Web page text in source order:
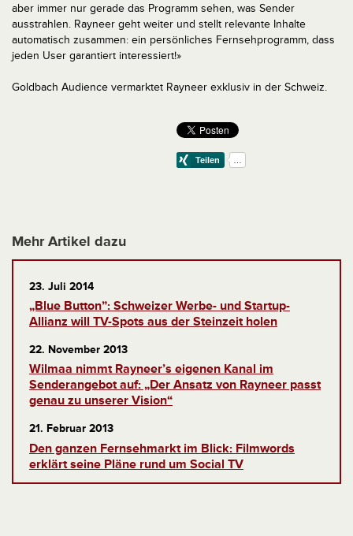
aber immer nur gerade das Programm sehen, was Sender
ausstrahlen. Rayneer geht weiter und stellt relevante Inhalte
automatisch zusammen: ein persönliches Fernsehprogramm, dass
jeden User garantiert interessiert!»
Goldbach Audience vermarktet Rayneer exklusiv in der Schweiz.
Mehr Artikel dazu
23. Juli 2014
„Blue Button”: Schweizer Werbe- und Startup-
Allianz will TV-Spots aus der Steinzeit holen
22. November 2013
Wilmaa nimmt Rayneer’s eigenen Kanal im
Senderangebot auf: „Der Ansatz von Rayneer passt
genau zu unserer Vision“
21. Februar 2013
Den ganzen Fernsehmarkt im Blick: Filmwords
erklärt seine Pläne rund um Social TV